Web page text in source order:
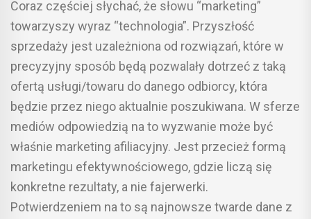
Coraz częściej słychać, że słowu “marketing”
towarzyszy wyraz “technologia”. Przyszłość
sprzedaży jest uzależniona od rozwiązań, które w
precyzyjny sposób będą pozwalały dotrzeć z taką
ofertą usługi/towaru do danego odbiorcy, która
będzie przez niego aktualnie poszukiwana. W sferze
mediów odpowiedzią na to wyzwanie może być
właśnie marketing afiliacyjny. Jest przecież formą
marketingu efektywnościowego, gdzie liczą się
konkretne rezultaty, a nie fajerwerki.
Potwierdzeniem na to są najnowsze twarde dane z